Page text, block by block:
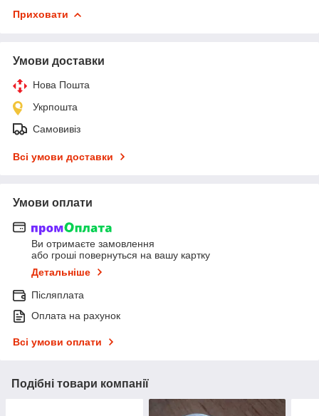
Приховати
Умови доставки
Нова Пошта
Укрпошта
Самовивіз
Всі умови доставки
Умови оплати
Ви отримаєте замовлення
або гроші повернуться на вашу картку
Детальніше
Післяплата
Оплата на рахунок
Всі умови оплати
Подібні товари компанії